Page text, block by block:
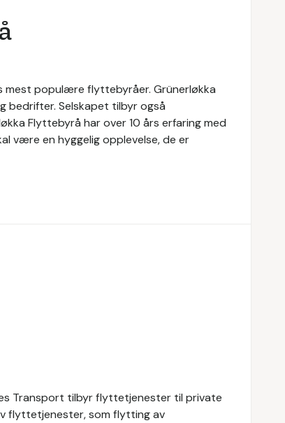
mest populære flyttebyråer. Grünerløkka
bedrifter. Selskapet tilbyr også
Flyttebyrå har over 10 års erfaring med
være en hyggelig opplevelse, de er
Transport tilbyr flyttetjenester til private
flyttetjenester, som flytting av